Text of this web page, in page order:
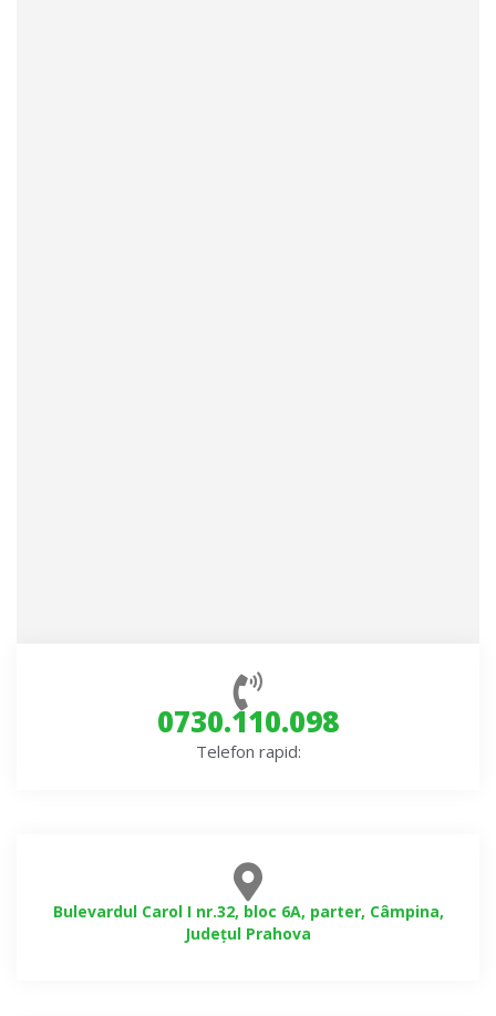
0730.110.098
Telefon rapid:
Bulevardul Carol I nr.32, bloc 6A, parter, Câmpina,
Județul Prahova